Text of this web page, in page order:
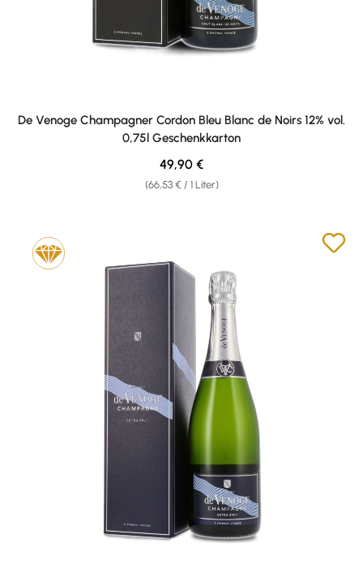
De Venoge Champagner Cordon Bleu Blanc de Noirs 12% vol.
0,75l Geschenkkarton
(66,53 € / 1 Liter)
Regulärer Preis:
49,90 €